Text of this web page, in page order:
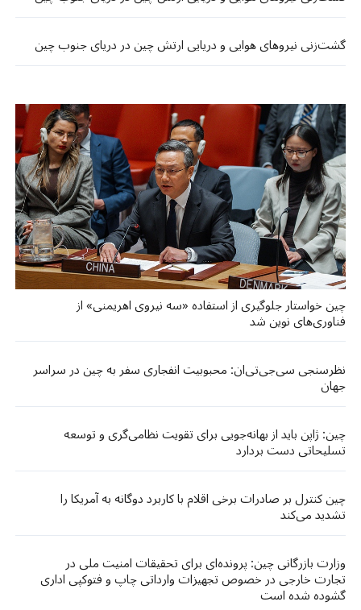
گشت‌زنی نیروهای هوایی و دریایی ارتش چین در دریای جنوب چین
چین خواستار جلوگیری از استفاده «سه نیروی اهریمنی» از
فناوری‌های نوین شد
نظرسنجی سی‌جی‌تی‌ان: محبوبیت انفجاری سفر به چین در سراسر
جهان
چین: ژاپن باید از بهانه‌جویی برای تقویت نظامی‌گری و توسعه
تسلیحاتی دست بردارد
چین کنترل بر صادرات برخی اقلام با کاربرد دوگانه به آمریکا را
تشدید می‌کند
وزارت بازرگانی چین: پرونده‌ای برای تحقیقات امنیت ملی در
تجارت خارجی در خصوص تجهیزات وارداتی چاپ و فتوکپی اداری
گشوده شده است